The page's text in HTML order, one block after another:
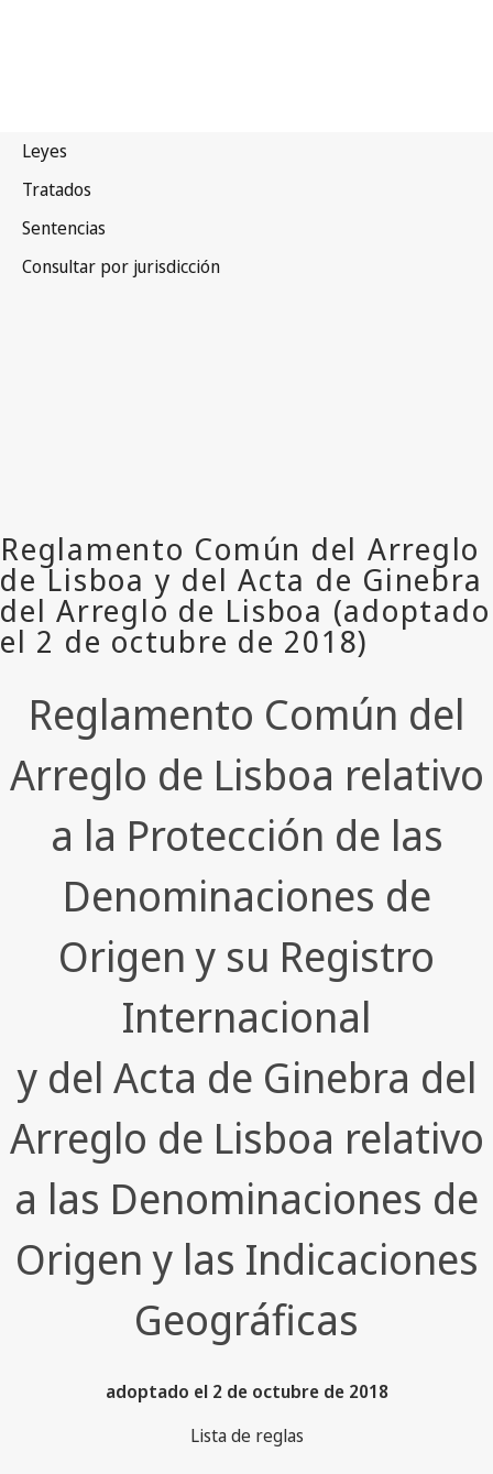
Reglamento Común del
Arreglo de Lisboa relativo
a la Protección de las
Denominaciones de
Origen y su Registro
Internacional
y del Acta de Ginebra del
Arreglo de Lisboa relativo
a las Denominaciones de
Origen y las Indicaciones
Geográficas
adoptado el 2 de octubre de 2018
Lista de reglas